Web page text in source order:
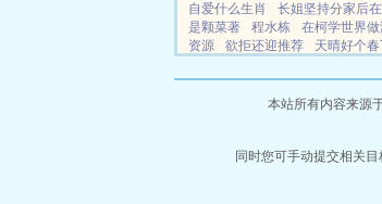
自爱什么生肖
长姐坚持分家后
是颗菜著
程水栋 在柯学世界做
资源
欲拒还迎推荐 天晴好个
yarn
假千金她今天优秀了吗免费
荒逆袭种田免费阅读
盘点绝望
迎是喜欢一个人吗
红唇印衣服
本站所有内容来源
同时您可手动提交相关